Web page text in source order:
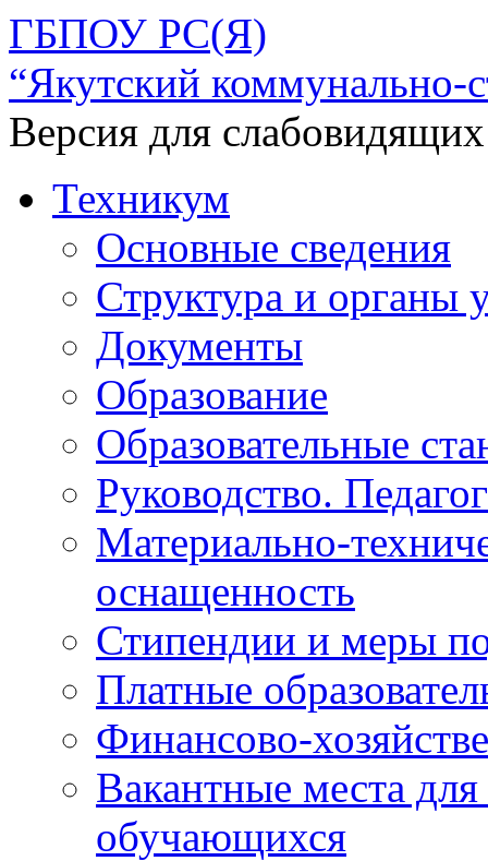
ГБПОУ РС(Я)
“Якутский коммунально-
Версия для слабовидящих
Техникум
Основные сведения
Структура и органы
Документы
Образование
Образовательные
Руководство.
Материально-
оснащенность
Стипендии и меры
Платные
Финансово-
Вакантные места
обучающихся